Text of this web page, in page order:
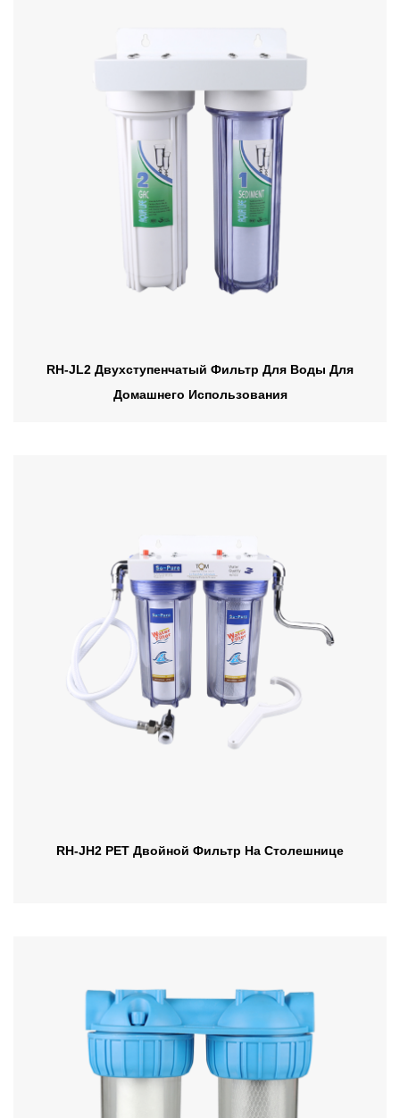
RH-JL2 Двухступенчатый Фильтр Для Воды Для
Домашнего Использования
RH-JH2 PET Двойной Фильтр На Столешнице